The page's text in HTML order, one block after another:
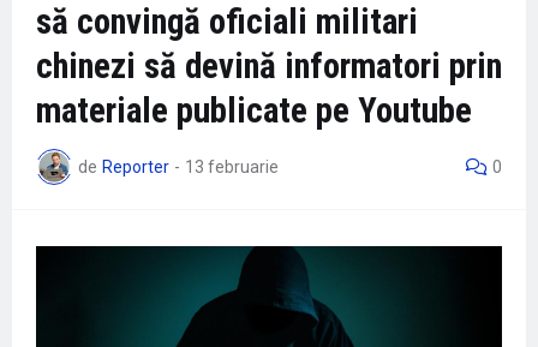
să convingă oficiali militari
chinezi să devină informatori prin
materiale publicate pe Youtube
de Reporter - 13 februarie 0